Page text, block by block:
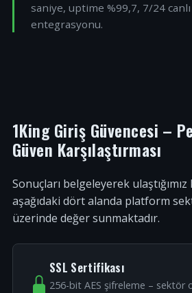
saniye, uptime %99,7, 7/24
entegrasyonu.
1King Giriş Güvencesi –
Güven Karşılaştırması
Sonuçları belgeleyerek
aşağıdaki dört alanda platform
üzerinde değer sunmaktadır.
SSL Sertifikası
256-bit AES şifreleme – sektör